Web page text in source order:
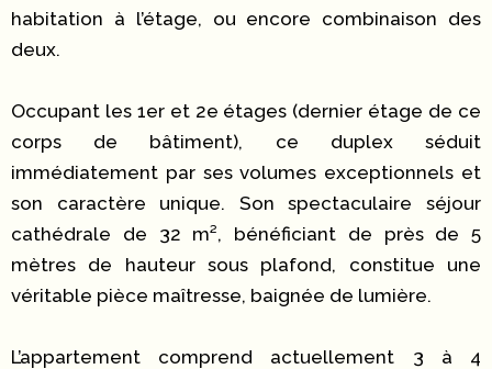
habitation à l’étage, ou encore combinaison des
deux.
Occupant les 1er et 2e étages (dernier étage de ce
corps de bâtiment), ce duplex séduit
immédiatement par ses volumes exceptionnels et
son caractère unique. Son spectaculaire séjour
cathédrale de 32 m², bénéficiant de près de 5
mètres de hauteur sous plafond, constitue une
véritable pièce maîtresse, baignée de lumière.
L’appartement comprend actuellement 3 à 4